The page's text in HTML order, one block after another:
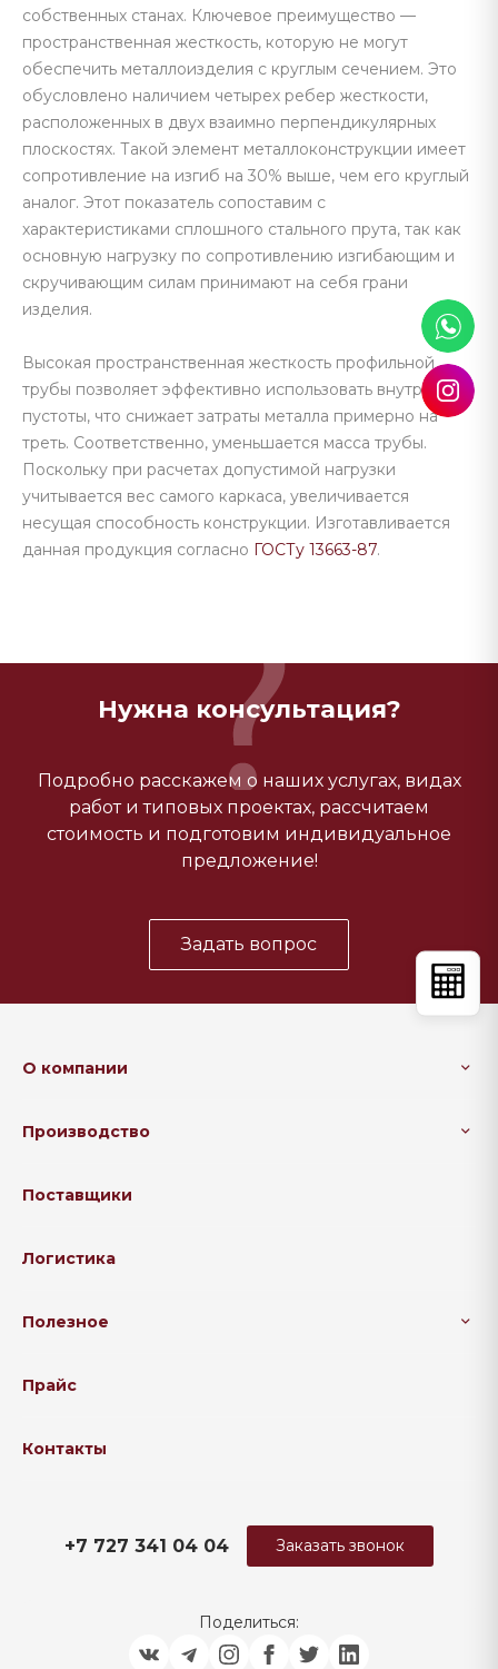
собственных станах. Ключевое преимущество —
пространственная жесткость, которую не могут
обеспечить металлоизделия с круглым сечением. Это
обусловлено наличием четырех ребер жесткости,
расположенных в двух взаимно перпендикулярных
плоскостях. Такой элемент металлоконструкции имеет
сопротивление на изгиб на 30% выше, чем его круглый
аналог. Этот показатель сопоставим с
характеристиками сплошного стального прута, так как
основную нагрузку по сопротивлению изгибающим и
скручивающим силам принимают на себя грани
изделия.
Высокая пространственная жесткость профильной
трубы позволяет эффективно использовать внутренние
пустоты, что снижает затраты металла примерно на
треть. Соответственно, уменьшается масса трубы.
Поскольку при расчетах допустимой нагрузки
учитывается вес самого каркаса, увеличивается
несущая способность конструкции. Изготавливается
данная продукция согласно ГОСТу 13663-87.
Нужна консультация?
Подробно расскажем о наших услугах, видах
работ и типовых проектах, рассчитаем
стоимость и подготовим индивидуальное
предложение!
Задать вопрос
О компании
Производство
Поставщики
Логистика
Полезное
Прайс
Контакты
+7 727 341 04 04 Заказать звонок
Поделиться: